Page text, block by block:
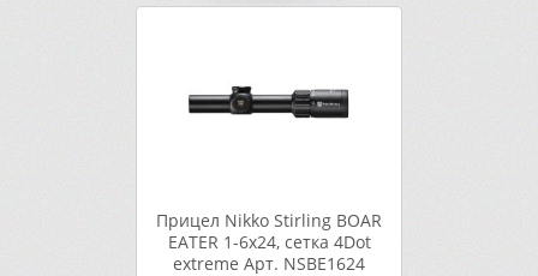
Прицел Nikko Stirling BOAR
EATER 1-6х24, сетка 4Dot
extreme Арт. NSBE1624